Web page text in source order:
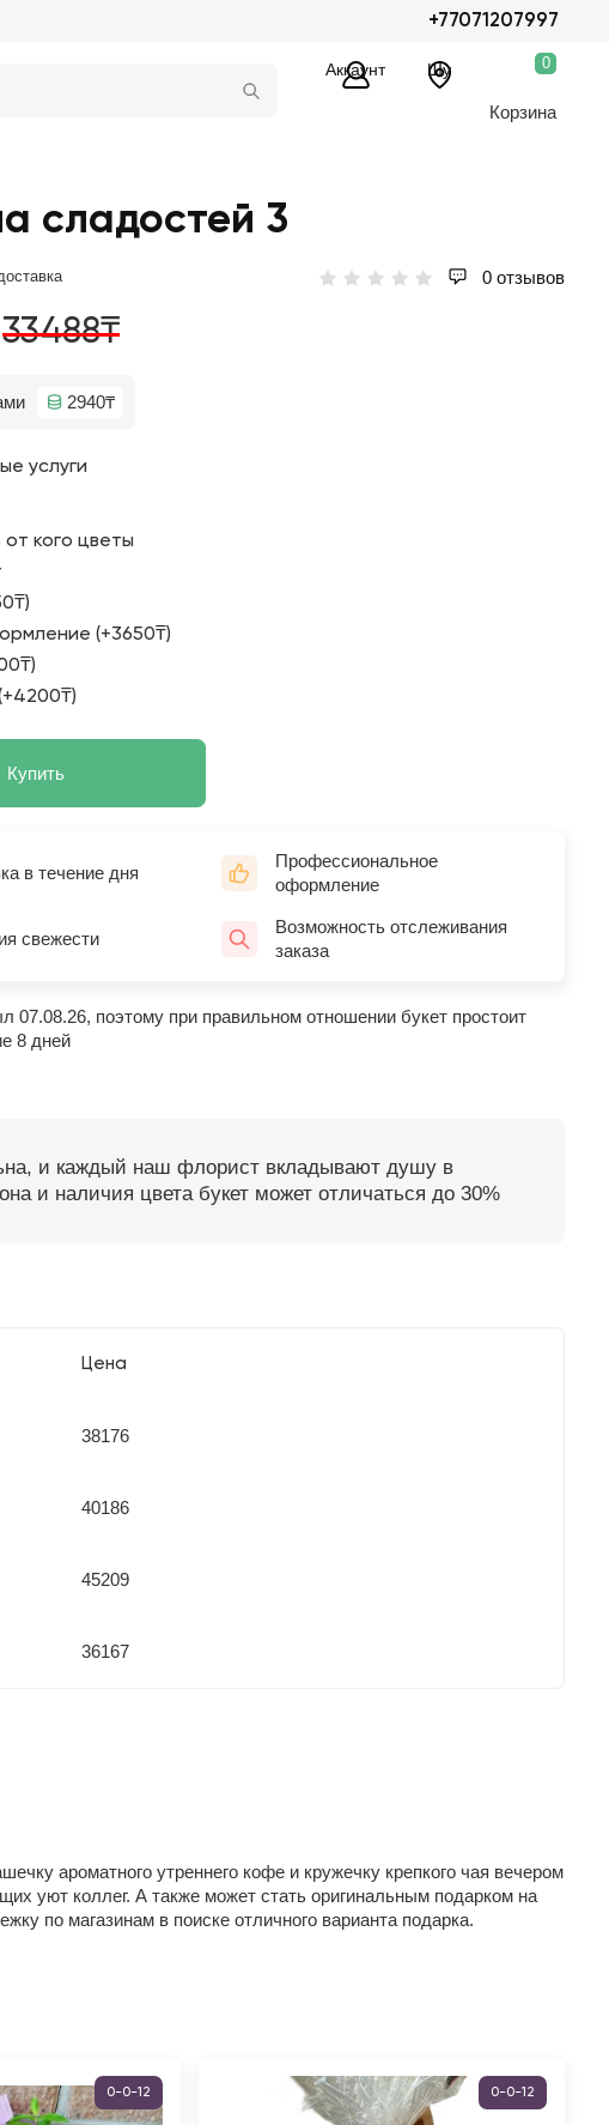
+77071207997
Аккаунт Шу 0
Корзина
сладостей 3
0 отзывов
33488₸
2940₸
услуги
от кого цветы
(+3650₸)
Купить
в течение дня
Профессиональное
оформление
свежести
Возможность отслеживания
заказа
07.08.26, поэтому при правильном отношении букет простоит
8 дней
и каждый наш флорист вкладывают душу в
и наличия цвета букет может отличаться до 30%
Цена
38176
40186
45209
36167
ароматного утреннего кофе и кружечку крепкого чая вечером
уют коллег. А также может стать оригинальным подарком на
по магазинам в поиске отличного варианта подарка.
0-0-12 0-0-12